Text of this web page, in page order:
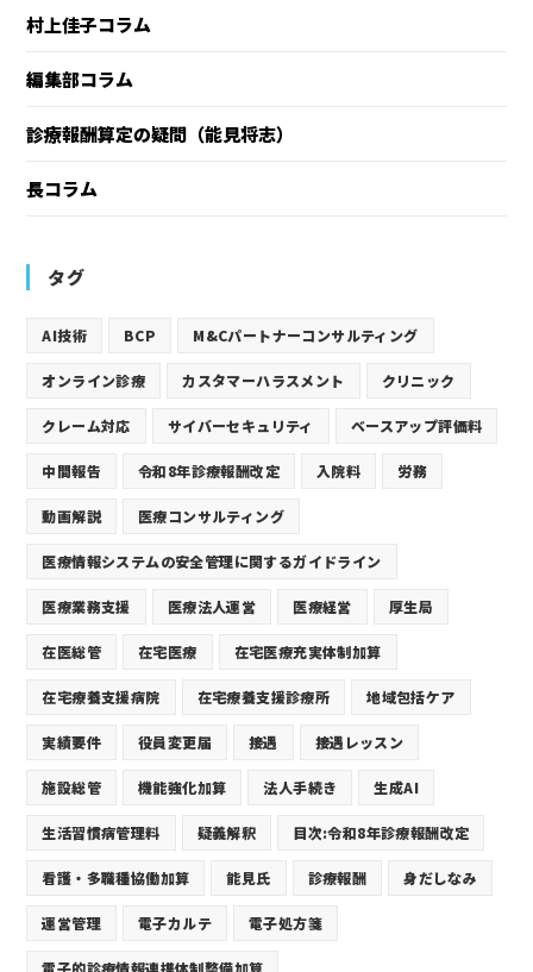
村上佳子コラム
編集部コラム
診療報酬算定の疑問（能見将志）
長コラム
タグ
AI技術 BCP M&Cパートナーコンサルティング
オンライン診療 カスタマーハラスメント クリニック
クレーム対応 サイバーセキュリティ ベースアップ評価料
中間報告 令和8年診療報酬改定 入院料 労務
動画解説 医療コンサルティング
医療情報システムの安全管理に関するガイドライン
医療業務支援 医療法人運営 医療経営 厚生局
在医総管 在宅医療 在宅医療充実体制加算
在宅療養支援病院 在宅療養支援診療所 地域包括ケア
実績要件 役員変更届 接遇 接遇レッスン
施設総管 機能強化加算 法人手続き 生成AI
生活習慣病管理料 疑義解釈 目次:令和8年診療報酬改定
看護・多職種協働加算 能見氏 診療報酬 身だしなみ
運営管理 電子カルテ 電子処方箋